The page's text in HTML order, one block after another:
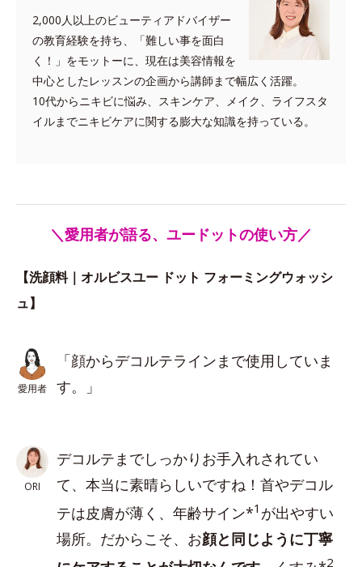
2,000人以上のビューティアドバイザー
の教育経験を持ち、「難しい事を面白
く！」をモットーに、現在は美容情報を
中心としたレッスンの企画から講師まで幅広く活躍。
10代からニキビに悩み、スキンケア、メイク、ライフスタ
イルまでニキビケアに関する膨大な知識を持っている。
＼愛用者が語る、ユードットの使い方／
【洗顔料｜オルビスユー ドット フォーミングウォッシ
ュ】
愛用者
「顔からデコルテラインまで使用していま
す。」
ORI
デコルテまでしっかりお手入れされてい
て、本当に素晴らしいですね！首やデコル
テは皮膚が薄く、年齢サイン*1 が出やすい
場所。だからこそ、お顔と同じように丁寧
2